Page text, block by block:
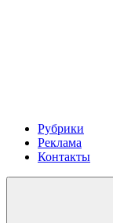
Рубрики
Реклама
Контакты